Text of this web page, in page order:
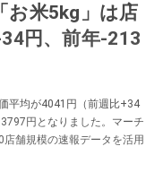
お米5kg」は店
円、前年-213
平均が4041円（前週比+34
円となりました。マーチ
舗規模の速報データを活用